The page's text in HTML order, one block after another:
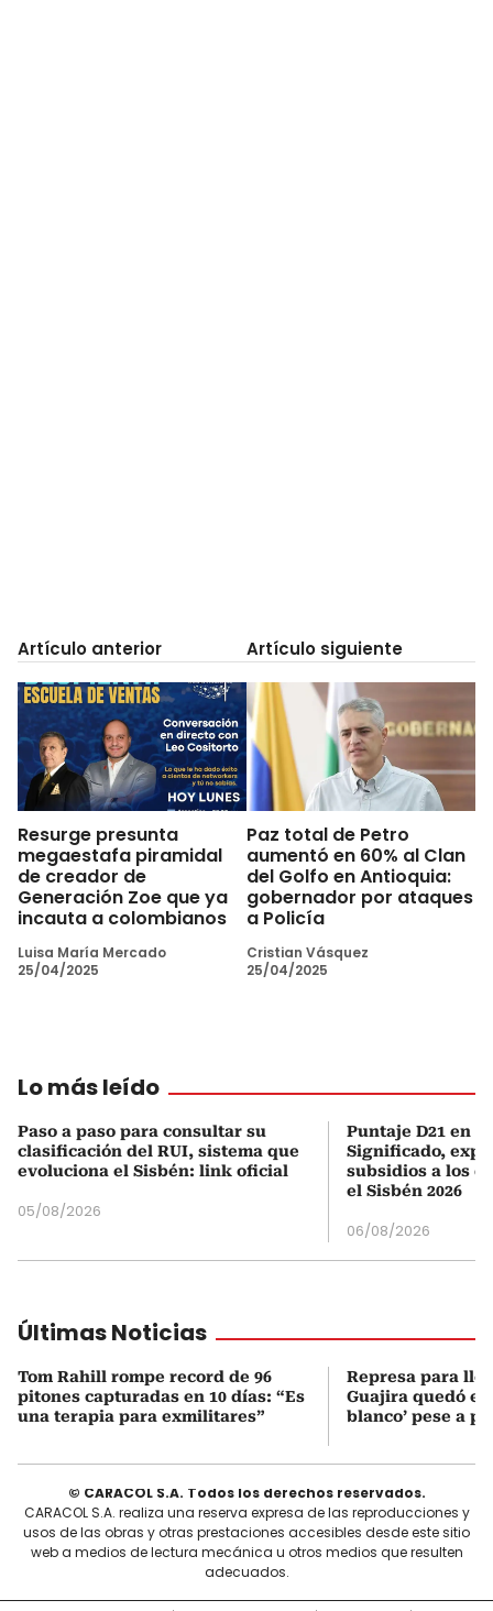
Artículo anterior
Resurge presunta
megaestafa piramidal
de creador de
Generación Zoe que ya
incauta a colombianos
Luisa María Mercado
25/04/2025
Artículo siguiente
Paz total de Petro
aumentó en 60% al Clan
del Golfo en Antioquia:
gobernador por ataques
a Policía
Cristian Vásquez
25/04/2025
Lo más leído
Paso a paso para consultar su
clasificación del RUI, sistema que
evoluciona el Sisbén: link oficial
05/08/2026
Puntaje D21 en
Significado,
subsidios a los
el Sisbén 2026
06/08/2026
Últimas Noticias
Tom Rahill rompe record de 96
pitones capturadas en 10 días: “Es
una terapia para exmilitares”
Represa para
Guajira quedó en
blanco’ pese a
© CARACOL S.A. Todos los derechos reservados.
CARACOL S.A. realiza una reserva expresa de las reproducciones y
usos de las obras y otras prestaciones accesibles desde este sitio
web a medios de lectura mecánica u otros medios que resulten
adecuados.